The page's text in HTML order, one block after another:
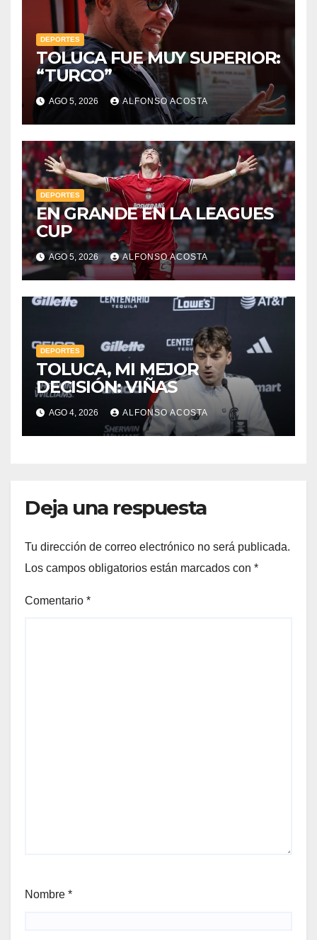
DEPORTES
TOLUCA FUE MUY SUPERIOR:
“TURCO”
AGO 5, 2026 ALFONSO ACOSTA
DEPORTES
EN GRANDE EN LA LEAGUES
CUP
AGO 5, 2026 ALFONSO ACOSTA
DEPORTES
TOLUCA, MI MEJOR
DECISIÓN: VIÑAS
AGO 4, 2026 ALFONSO ACOSTA
Deja una respuesta
Tu dirección de correo electrónico no será publicada.
Los campos obligatorios están marcados con *
Comentario *
Nombre *